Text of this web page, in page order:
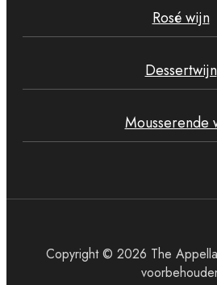
Rosé wijn
Dessertwijn
Mousserende
Copyright © 2026 The